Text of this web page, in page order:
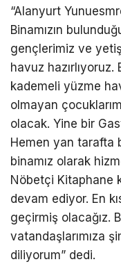
“Alanyurt
Binamızın
gençlerimiz ve
havuz
kademeli yüzme
olmayan
olacak. Yine bir
Hemen yan tarafta
binamız olarak
Nöbetçi Kitaphane
devam ediyor. En
geçirmiş olacağız.
vatandaşlarımıza
diliyorum” dedi.